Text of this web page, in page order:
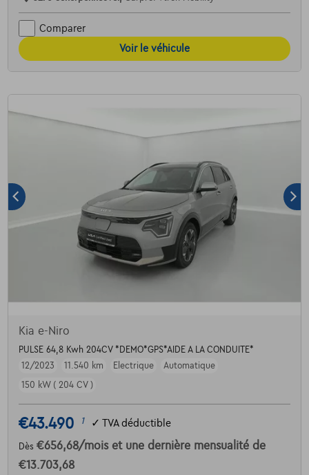
Comparer
Voir le véhicule
Kia e-Niro
PULSE 64,8 Kwh 204CV *DEMO*GPS*AIDE A LA CONDUITE*
12/2023
11.540 km Electrique
Automatique
150 kW ( 204 CV )
€43.490 1 ✓ TVA déductible
Dès €656,68/mois et une dernière mensualité de
€13.703,68